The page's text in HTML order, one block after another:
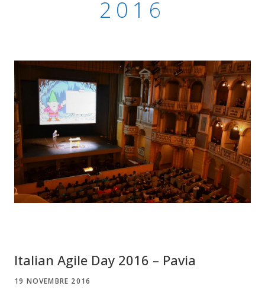
2016
Italian Agile Day 2016 – Pavia
19 NOVEMBRE 2016